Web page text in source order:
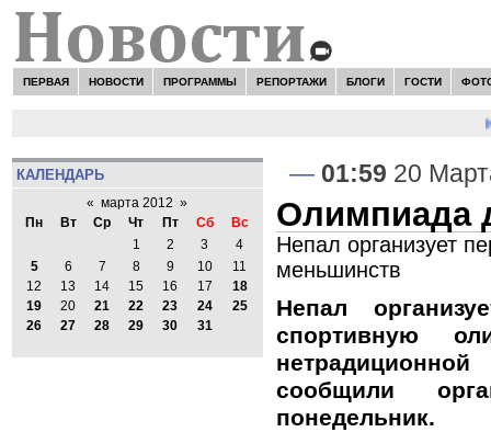
ПЕРВАЯ НОВОСТИ ПРОГРАММЫ РЕПОРТАЖИ БЛОГИ ГОСТИ
КАЛЕНДАРЬ
« марта 2012 »
Пн
Вт Ср Чт Пт Сб
Вс
1
2 3
4
5
6 7 8 9 10
11
12
13 14 15 16 17
18
19
20 21 22 23 24
25
26
27 28 29 30 31
— 01:59 20
Олимпиада
Непал организует
меньшинств
Непал
спортивную
сообщили
понедельник.